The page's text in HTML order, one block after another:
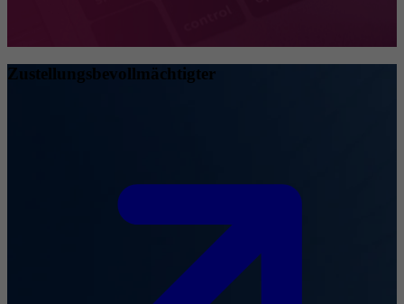
Zustellungsbevollmächtigter